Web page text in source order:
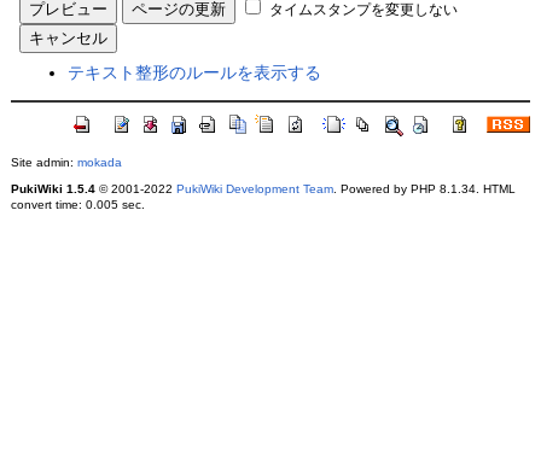
タイムスタンプを変更しない
テキスト整形のルールを表示する
Site admin: mokada
PukiWiki 1.5.4© 2001-2022 PukiWiki Development Team. Powered by PHP 8.1.34. HTML
convert time: 0.005 sec.